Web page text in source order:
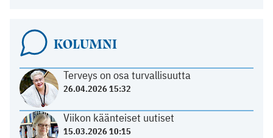
KOLUMNI
Terveys on osa turvallisuutta
26.04.2026 15:32
Viikon käänteiset uutiset
15.03.2026 10:15